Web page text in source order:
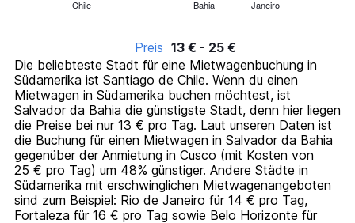
Range:
14
categories.
The
chart
has
1
Y
axis
displaying
values.
Chile Bahia Janeiro
Preis 13 € - 25 €
Die beliebteste Stadt für eine Mietwagenbuchung in
Südamerika ist Santiago de Chile. Wenn du einen
Mietwagen in Südamerika buchen möchtest, ist
Salvador da Bahia die günstigste Stadt, denn hier liegen
die Preise bei nur 13 € pro Tag. Laut unseren Daten ist
die Buchung für einen Mietwagen in Salvador da Bahia
gegenüber der Anmietung in Cusco (mit Kosten von
25 € pro Tag) um 48% günstiger. Andere Städte in
Südamerika mit erschwinglichen Mietwagenangeboten
sind zum Beispiel: Rio de Janeiro für 14 € pro Tag,
Fortaleza für 16 € pro Tag sowie Belo Horizonte für